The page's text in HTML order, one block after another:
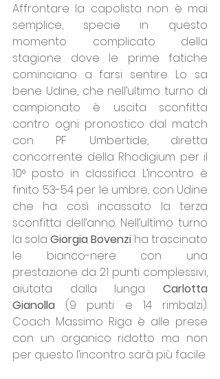
Affrontare la capolista non è mai
semplice, specie in questo
momento complicato della
stagione dove le prime fatiche
cominciano a farsi sentire. Lo sa
bene Udine, che nell’ultimo turno di
campionato è uscita sconfitta
contro ogni pronostico dal match
con PF Umbertide, diretta
concorrente della Rhodigium per il
10° posto in classifica. L’incontro è
finito 53-54 per le umbre, con Udine
che ha così incassato la terza
sconfitta dell’anno. Nell’ultimo turno
la sola Giorgia Bovenzi ha trascinato
le bianco-nere con una
prestazione da 21 punti complessivi,
aiutata dalla lunga Carlotta
Gianolla (9 punti e 14 rimbalzi).
Coach Massimo Riga è alle prese
con un organico ridotto ma non
per questo l’incontro sarà più facile.